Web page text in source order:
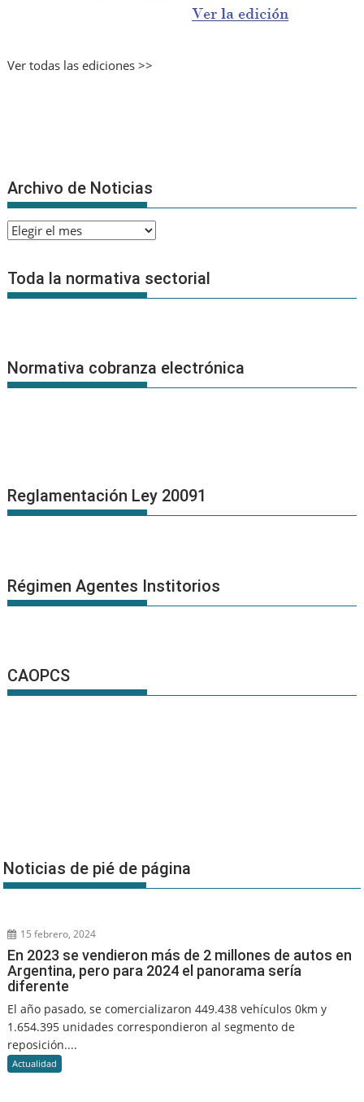
Ver todas las ediciones >>
Archivo de Noticias
Archivo
Noticias
Toda la normativa sectorial
Normativa cobranza electrónica
Reglamentación Ley 20091
Régimen Agentes Institorios
CAOPCS
Noticias de pié de página
15 febrero, 2024
En 2023 se vendieron más de 2 millones de autos en
Argentina, pero para 2024 el panorama sería
diferente
El año pasado, se comercializaron 449.438 vehículos 0km y
1.654.395 unidades correspondieron al segmento de
reposición....
Actualidad